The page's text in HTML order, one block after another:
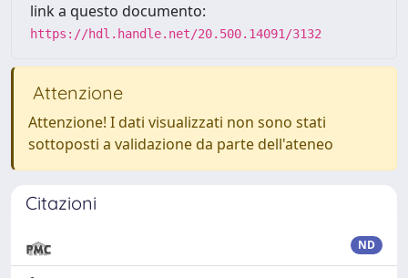
link a questo documento:
https://hdl.handle.net/20.500.14091/3132
Attenzione
Attenzione! I dati visualizzati non sono stati
sottoposti a validazione da parte dell'ateneo
Citazioni
ND